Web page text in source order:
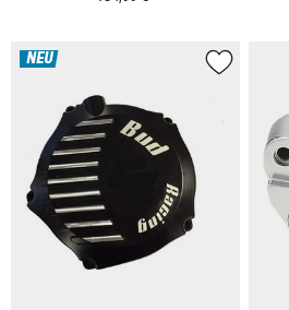
NEU